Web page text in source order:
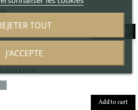
Add to cart
VÉNITIEN
Add to cart
TOUT
J'ACCEPTE